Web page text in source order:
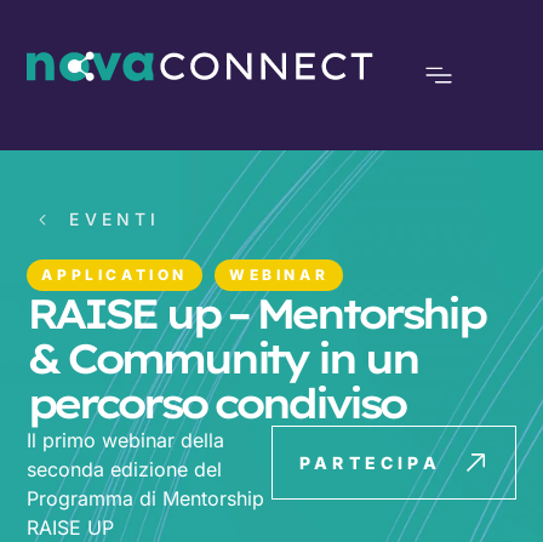
EVENTI
APPLICATION WEBINAR
RAISE up – Mentorship
& Community in un
percorso condiviso
Il primo webinar della
seconda edizione del
Programma di Mentorship
RAISE UP
PARTECIPA